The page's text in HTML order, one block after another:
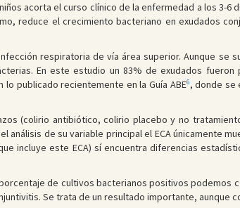
acorta el curso clínico de la enfermedad a los 3-6
reduce el crecimiento bacteriano en exudados
respiratoria de vía área superior. Aunque se
En este estudio un 83% de exudados
publicado recientemente en la Guía ABE6, donde se
(colirio antibiótico, colirio placebo y no
análisis de su variable principal el ECA únicamente
incluye este ECA) sí encuentra diferencias
de cultivos bacterianos positivos
Se trata de un resultado importante, aunque